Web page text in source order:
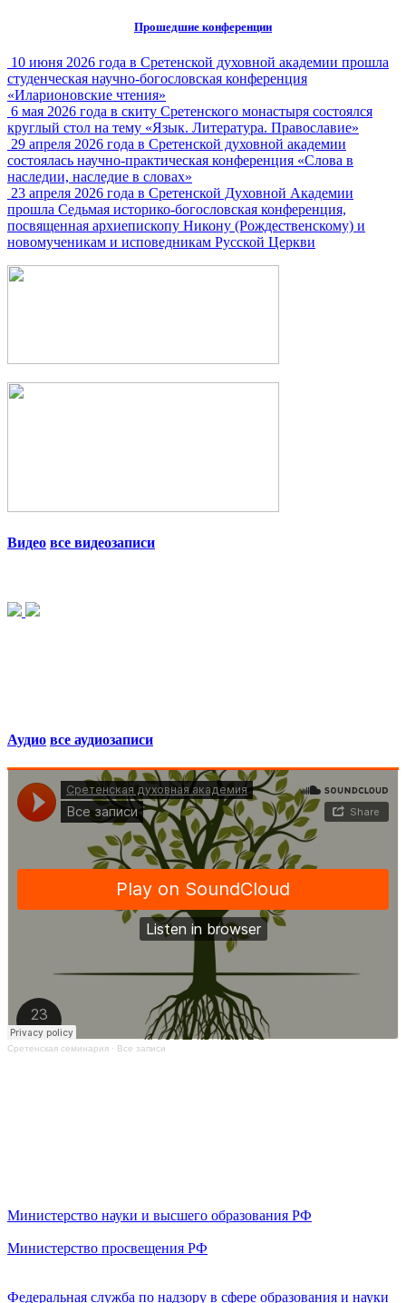
Прошедшие конференции
10 июня 2026 года в Сретенской духовной академии прошла
студенческая научно-богословская конференция
«Иларионовские чтения»
6 мая 2026 года в скиту Сретенского монастыря состоялся
круглый стол на тему «Язык. Литература. Православие»
29 апреля 2026 года в Сретенской духовной академии
состоялась научно-практическая конференция «Слова в
наследии, наследие в словах»
23 апреля 2026 года в Сретенской Духовной Академии
прошла Седьмая историко-богословская конференция,
посвященная архиепископу Никону (Рождественскому) и
новомученикам и исповедникам Русской Церкви
Видео все видеозаписи
Аудио все аудиозаписи
Сретенская семинария · Все записи
Министерство науки и высшего образования РФ
Министерство просвещения РФ
Федеральная служба по надзору в сфере образования и науки